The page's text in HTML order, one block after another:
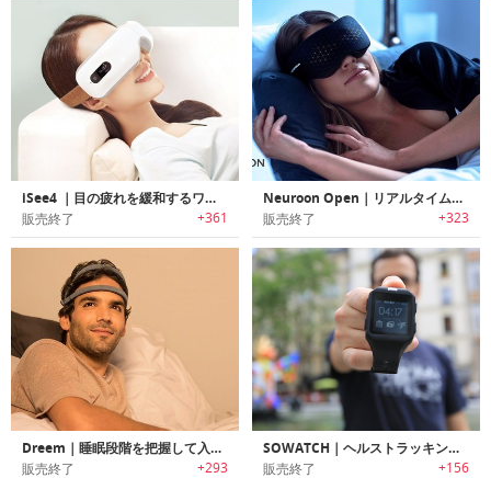
iSee4 ｜目の疲れを緩和するワイヤレスデジタルアイマッサージャー「アイシーフォー」
販売終了 +361
Neuroon Open｜リアルタイムの高度な睡眠測定/スマートホームインテグレーション/瞑想/明快な夢を実現するスマートデバイス「ニューロンオープン」
販売終了 +323
Dreem｜睡眠段階を把握して入眠/深い眠りを促進するスマートスリープヘッドバンド「ドリーム」
販売終了 +293
SOWATCH｜ヘルストラッキング機能搭載スマートウォッチ「ソーウォッチ 」
販売終了 +156